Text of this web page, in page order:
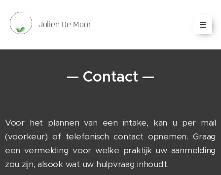
Jolien De Moor
— Contact —
Voor het plannen van een intake, kan u per mail
(voorkeur) of telefonisch contact opnemen. Graag
een vermelding voor welke praktijk uw aanmelding
zou zijn, alsook wat uw hulpvraag inhoudt.